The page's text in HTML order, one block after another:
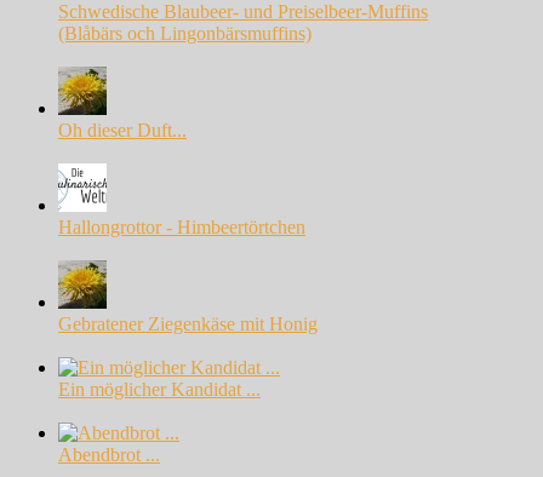
Schwedische Blaubeer- und Preiselbeer-Muffins
(Blåbärs och Lingonbärsmuffins)
Oh dieser Duft...
Hallongrottor - Himbeertörtchen
Gebratener Ziegenkäse mit Honig
Ein möglicher Kandidat ...
Abendbrot ...